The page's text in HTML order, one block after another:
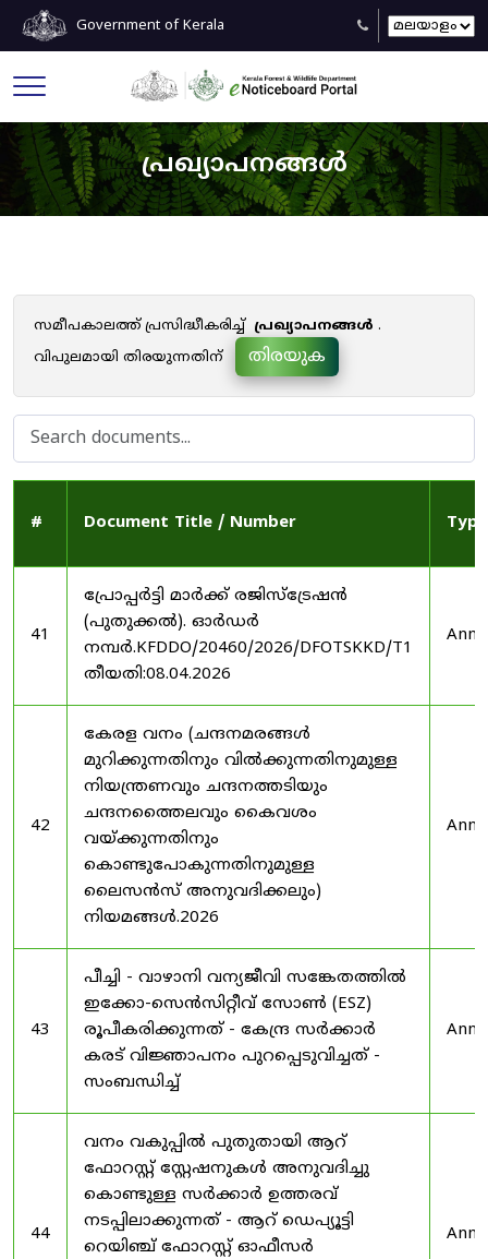
Government of Kerala
പ്രഖ്യാപനങ്ങൾ
സമീപകാലത്ത് പ്രസിദ്ധീകരിച്ച് പ്രഖ്യാപനങ്ങൾ .
വിപുലമായി തിരയുന്നതിന്
തിരയുക
# Document Title / Number Type
41
പ്രോപ്പർട്ടി മാർക്ക് രജിസ്ട്രേഷൻ
(പുതുക്കൽ). ഓർഡർ
നമ്പർ.KFDDO/20460/2026/DFOTSKKD/T1
തീയതി:08.04.2026
42
കേരള വനം (ചന്ദനമരങ്ങൾ
മുറിക്കുന്നതിനും വിൽക്കുന്നതിനുമുള്ള
നിയന്ത്രണവും ചന്ദനത്തടിയും
ചന്ദനത്തൈലവും കൈവശം
വയ്ക്കുന്നതിനും
കൊണ്ടുപോകുന്നതിനുമുള്ള
ലൈസൻസ് അനുവദിക്കലും)
നിയമങ്ങൾ.2026
43
പീച്ചി - വാഴാനി വന്യജീവി സങ്കേതത്തിൽ
ഇക്കോ-സെൻസിറ്റീവ് സോൺ (ESZ)
രൂപീകരിക്കുന്നത് - കേന്ദ്ര സർക്കാർ
കരട് വിജ്ഞാപനം പുറപ്പെടുവിച്ചത് -
സംബന്ധിച്ച്
44
വനം വകുപ്പിൽ പുതുതായി ആറ്
ഫോറസ്റ്റ് സ്റ്റേഷനുകൾ അനുവദിച്ചു
കൊണ്ടുള്ള സർക്കാർ ഉത്തരവ്
നടപ്പിലാക്കുന്നത് - ആറ് ഡെപ്യൂട്ടി
റെയിഞ്ച് ഫോറസ്റ്റ് ഓഫീസർ